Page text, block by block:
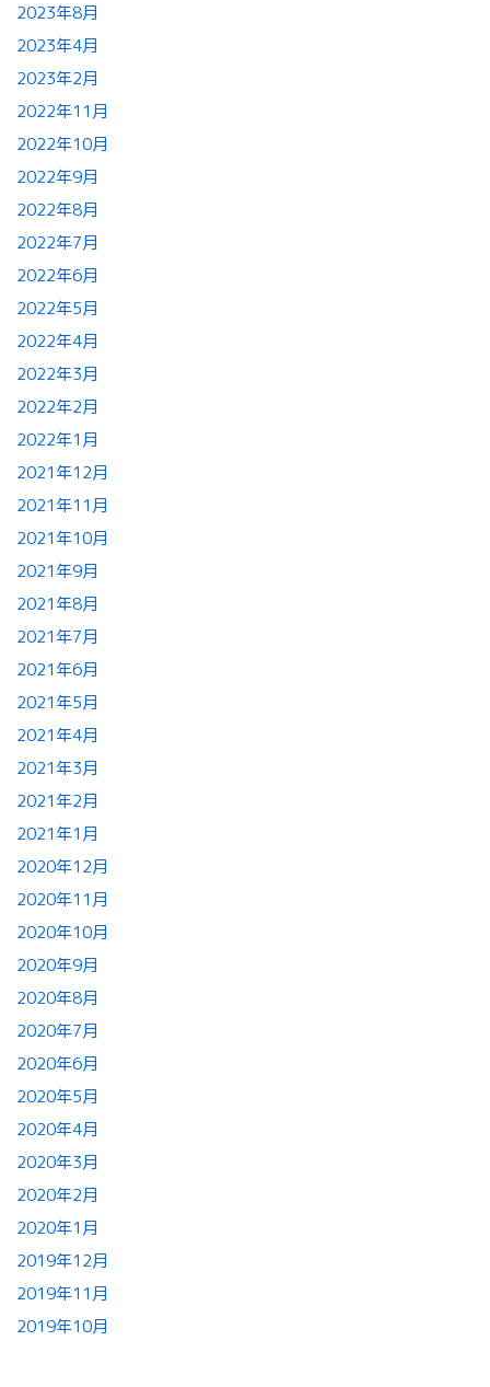
2023年8月
2023年4月
2023年2月
2022年11月
2022年10月
2022年9月
2022年8月
2022年7月
2022年6月
2022年5月
2022年4月
2022年3月
2022年2月
2022年1月
2021年12月
2021年11月
2021年10月
2021年9月
2021年8月
2021年7月
2021年6月
2021年5月
2021年4月
2021年3月
2021年2月
2021年1月
2020年12月
2020年11月
2020年10月
2020年9月
2020年8月
2020年7月
2020年6月
2020年5月
2020年4月
2020年3月
2020年2月
2020年1月
2019年12月
2019年11月
2019年10月